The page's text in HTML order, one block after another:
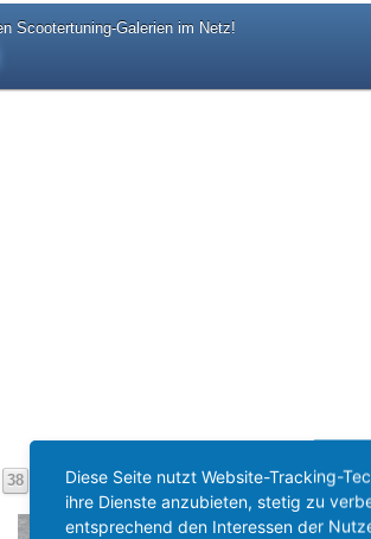
Scootertuning-Galerien im Netz!
38
Diese Seite nutzt Website-Tracking-
ihre Dienste anzubieten, stetig zu
entsprechend den Interessen der